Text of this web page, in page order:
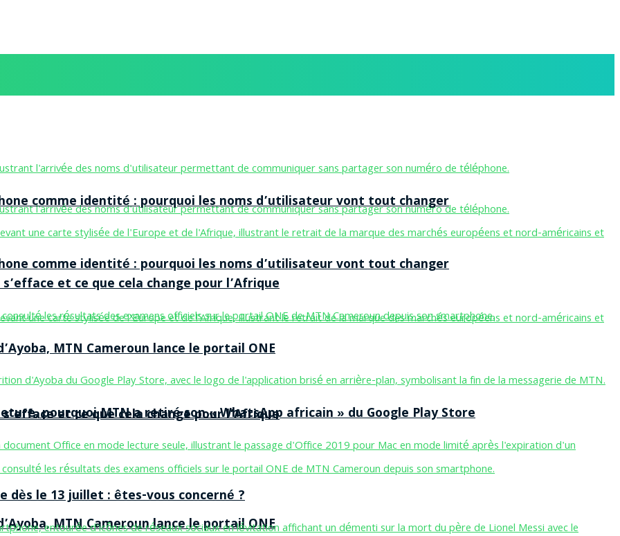
comme identité : pourquoi les noms d’utilisateur vont tout changer
et ce que cela change pour l’Afrique
MTN Cameroun lance le portail ONE
comme identité : pourquoi les noms d’utilisateur vont tout changer
et ce que cela change pour l’Afrique
MTN Cameroun lance le portail ONE
pourquoi MTN a retiré son « WhatsApp africain » du Google Play Store
dès le 13 juillet : êtes-vous concerné ?